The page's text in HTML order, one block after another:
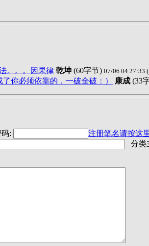
。。。因果律 乾坤 (60字节) 07/06 04 27:33
你必须依靠的，一破全破：） 康成 (33
码:
注册笔名请按这
分类